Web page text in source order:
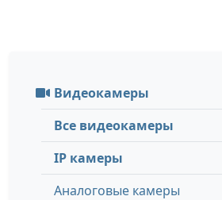
Видеокамеры
Все видеокамеры
IP камеры
Аналоговые камеры